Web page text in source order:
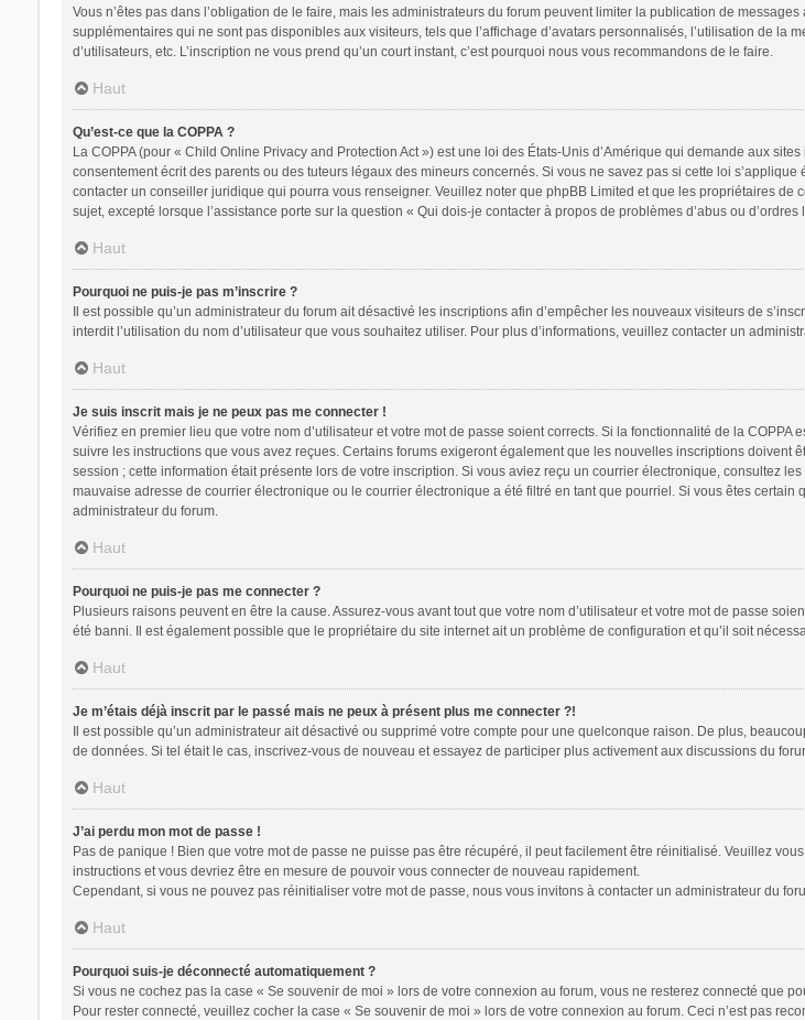
Vous n’êtes pas dans l’obligation de le faire, mais les administrateurs du forum peuvent limiter la publication de
supplémentaires qui ne sont pas disponibles aux visiteurs, tels que l’affichage d’avatars personnalisés, l’utilisation de la
d’utilisateurs, etc. L’inscription ne vous prend qu’un court instant, c’est pourquoi nous vous recommandons de le faire.
Haut
Qu’est-ce que la COPPA ?
La COPPA (pour « Child Online Privacy and Protection Act ») est une loi des États-Unis d’Amérique qui demande aux
consentement écrit des parents ou des tuteurs légaux des mineurs concernés. Si vous ne savez pas si cette loi
contacter un conseiller juridique qui pourra vous renseigner. Veuillez noter que phpBB Limited et que les propriétaires
sujet, excepté lorsque l’assistance porte sur la question « Qui dois-je contacter à propos de problèmes d’abus ou
Haut
Pourquoi ne puis-je pas m’inscrire ?
Il est possible qu’un administrateur du forum ait désactivé les inscriptions afin d’empêcher les nouveaux visiteurs de
interdit l’utilisation du nom d’utilisateur que vous souhaitez utiliser. Pour plus d’informations, veuillez contacter un
Haut
Je suis inscrit mais je ne peux pas me connecter !
Vérifiez en premier lieu que votre nom d’utilisateur et votre mot de passe soient corrects. Si la fonctionnalité de la
suivre les instructions que vous avez reçues. Certains forums exigeront également que les nouvelles inscriptions
session ; cette information était présente lors de votre inscription. Si vous aviez reçu un courrier électronique, consultez
mauvaise adresse de courrier électronique ou le courrier électronique a été filtré en tant que pourriel. Si vous êtes
administrateur du forum.
Haut
Pourquoi ne puis-je pas me connecter ?
Plusieurs raisons peuvent en être la cause. Assurez-vous avant tout que votre nom d’utilisateur et votre mot de passe
été banni. Il est également possible que le propriétaire du site internet ait un problème de configuration et qu’il soit
Haut
Je m’étais déjà inscrit par le passé mais ne peux à présent plus me connecter ?!
Il est possible qu’un administrateur ait désactivé ou supprimé votre compte pour une quelconque raison. De plus,
de données. Si tel était le cas, inscrivez-vous de nouveau et essayez de participer plus activement aux discussions du
Haut
J’ai perdu mon mot de passe !
Pas de panique ! Bien que votre mot de passe ne puisse pas être récupéré, il peut facilement être réinitialisé. Veuillez
instructions et vous devriez être en mesure de pouvoir vous connecter de nouveau rapidement.
Cependant, si vous ne pouvez pas réinitialiser votre mot de passe, nous vous invitons à contacter un administrateur du
Haut
Pourquoi suis-je déconnecté automatiquement ?
Si vous ne cochez pas la case « Se souvenir de moi » lors de votre connexion au forum, vous ne resterez connecté que
Pour rester connecté, veuillez cocher la case « Se souvenir de moi » lors de votre connexion au forum. Ceci n’est pas